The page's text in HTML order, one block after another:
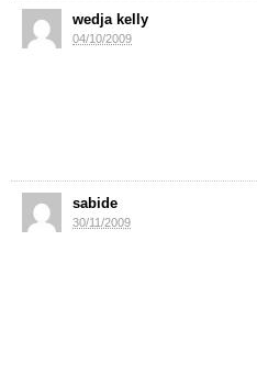
wedja kelly
04/10/2009
sabide
30/11/2009